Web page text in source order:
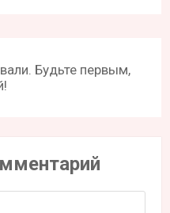
Будьте первым,